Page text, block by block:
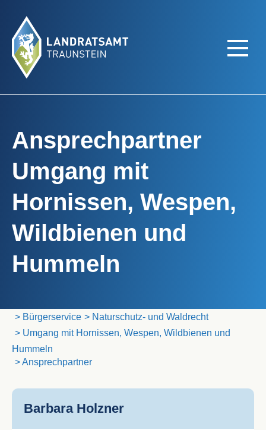
Ansprechpartner
Umgang mit
Hornissen, Wespen,
Wildbienen und
Hummeln
Landratsamt Traunstein
Bürgerservice
Naturschutz- und Waldrecht
Umgang mit Hornissen, Wespen, Wildbienen und
Hummeln
Ansprechpartner
Barbara Holzner